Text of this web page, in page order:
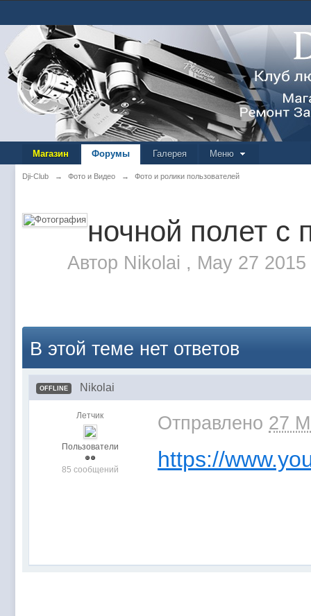
Магазин Форумы Галерея Меню
Dji-Club → Фото и Видео → Фото и ролики пользователей
ночной полет с
Автор Nikolai , May 27
В этой теме нет ответов
OFFLINE Nikolai
Летчик
Пользователи
85 сообщений
Отправлено 27
https://